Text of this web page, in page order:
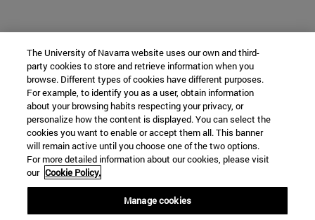
The University of Navarra website uses our own and third-
party cookies to store and retrieve information when you
browse. Different types of cookies have different purposes.
For example, to identify you as a user, obtain information
about your browsing habits respecting your privacy, or
personalize how the content is displayed. You can select the
cookies you want to enable or accept them all. This banner
will remain active until you choose one of the two options.
For more detailed information about our cookies, please visit
our Cookie Policy.
Manage cookies